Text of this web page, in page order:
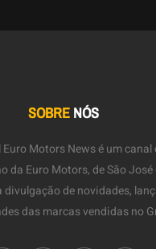
SOBRE NÓS
Euro Motors News é um canal
da Euro Motors, de São José
divulgação de novidades,
das marcas vendidas no